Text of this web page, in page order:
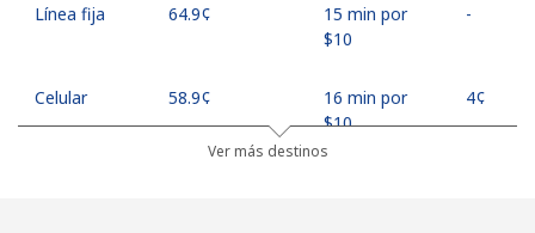
Línea fija ⁦64.9¢⁩
15 min por
⁦$10⁩
-
Celular ⁦58.9¢⁩
16 min por
⁦$10⁩
⁦4¢⁩
Ver más destinos